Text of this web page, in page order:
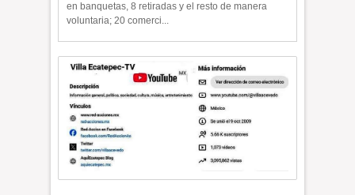
en banquetas, 8 retiradas y el resto de manera
voluntaria; 20 comerci...